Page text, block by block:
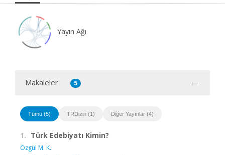
Yayın Ağı
Makaleler 5
Tümü (5) TRDizin (1) Diğer Yayınlar (4)
1. Türk Edebiyatı Kimin?
Özgül M. K.